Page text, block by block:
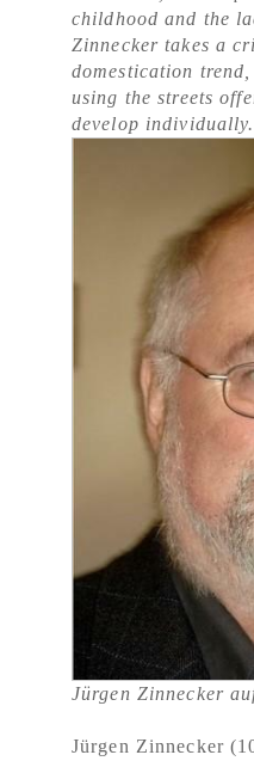
childhood and the
Zinnecker takes a
domestication
using the streets
develop individually.
Jürgen Zinnecker
Jürgen Zinnecker